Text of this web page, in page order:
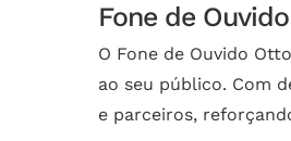
Fone de
O Fone de Ouvido
ao seu público. Com
e parceiros,